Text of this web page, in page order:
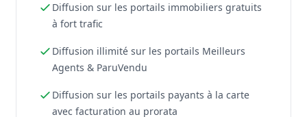
Diffusion sur les portails immobiliers gratuits
à fort trafic
Diffusion illimité sur les portails Meilleurs
Agents & ParuVendu
Diffusion sur les portails payants à la carte
avec facturation au prorata